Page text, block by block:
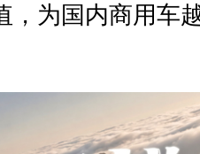
，为国内商用车